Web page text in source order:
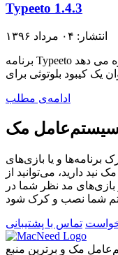
Typeeto 1.4.3
انتشار: ۰۴ مرداد ۱۳۹۶
برنامه Typeeto یک ابزار بسیار فوق العاده که به شما اجازه می دهد
ادامه‌ی مطلب
مک
و یا بازی‌های
دارید، می‌توانید از
بازی‌های مد نظر شما در
تماس با پشتیبانی
مک و برترین منبع